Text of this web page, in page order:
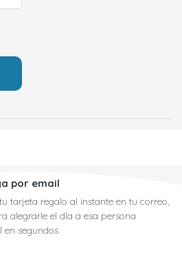
por email
tarjeta regalo al instante en tu correo,
alegrarle el día a esa persona
en segundos